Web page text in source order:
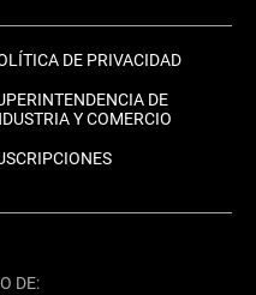
DE PRIVACIDAD
DE
Y COMERCIO
DE: